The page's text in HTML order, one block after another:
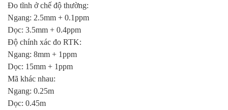
Đo tĩnh ở chế độ thường:
Ngang: 2.5mm + 0.1ppm
Dọc: 3.5mm + 0.4ppm
Độ chính xác đo RTK:
Ngang: 8mm + 1ppm
Dọc: 15mm + 1ppm
Mã khác nhau:
Ngang: 0.25m
Dọc: 0.45m